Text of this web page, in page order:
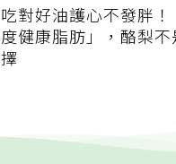
吃對好油護心不發胖
度健康脂肪」，酪梨不
擇